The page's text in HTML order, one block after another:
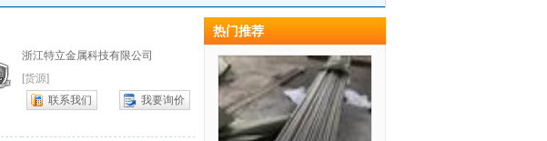
浙江特立金属科技有限公司
[货源]
联系我们
我要询价
热门推荐